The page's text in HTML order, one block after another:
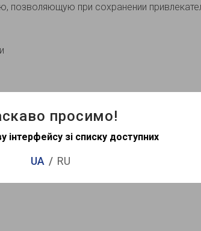
позволяющую при сохранении
просимо!
інтерфейсу зі списку доступних
UA RU